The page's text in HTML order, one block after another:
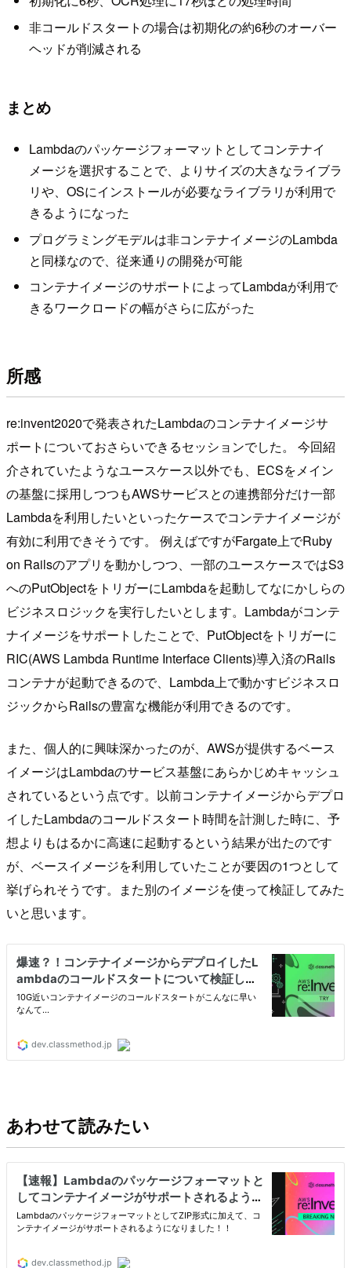
非コールドスタートの場合は初期化の約6秒のオーバー
ヘッドが削減される
まとめ
Lambdaのパッケージフォーマットとしてコンテナイ
メージを選択することで、よりサイズの大きなライブラ
リや、OSにインストールが必要なライブラリが利用で
きるようになった
プログラミングモデルは非コンテナイメージのLambda
と同様なので、従来通りの開発が可能
コンテナイメージのサポートによってLambdaが利用で
きるワークロードの幅がさらに広がった
所感
re:invent2020で発表されたLambdaのコンテナイメージサ
ポートについておさらいできるセッションでした。 今回紹
介されていたようなユースケース以外でも、ECSをメイン
の基盤に採用しつつもAWSサービスとの連携部分だけ一部
Lambdaを利用したいといったケースでコンテナイメージが
有効に利用できそうです。 例えばですがFargate上でRuby
on Railsのアプリを動かしつつ、一部のユースケースではS3
へのPutObjectをトリガーにLambdaを起動してなにかしらの
ビジネスロジックを実行したいとします。Lambdaがコンテ
ナイメージをサポートしたことで、PutObjectをトリガーに
RIC(AWS Lambda Runtime Interface Clients)導入済のRails
コンテナが起動できるので、Lambda上で動かすビジネスロ
ジックからRailsの豊富な機能が利用できるのです。
また、個人的に興味深かったのが、AWSが提供するベース
イメージはLambdaのサービス基盤にあらかじめキャッシュ
されているという点です。以前コンテナイメージからデプロ
イしたLambdaのコールドスタート時間を計測した時に、予
想よりもはるかに高速に起動するという結果が出たのです
が、ベースイメージを利用していたことが要因の1つとして
挙げられそうです。また別のイメージを使って検証してみた
いと思います。
あわせて読みたい